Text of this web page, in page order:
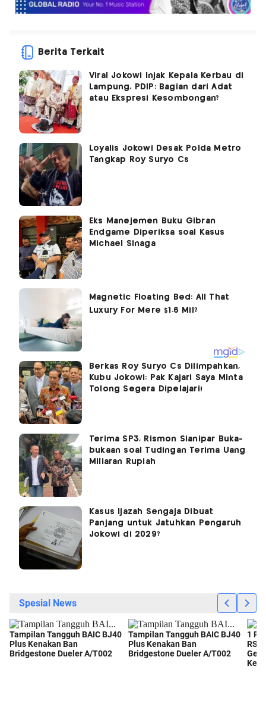
Berita Terkait
Viral Jokowi Injak Kepala Kerbau di
Lampung, PDIP: Bagian dari Adat
atau Ekspresi Kesombongan?
Loyalis Jokowi Desak Polda Metro
Tangkap Roy Suryo Cs
Eks Manejemen Buku Gibran
Endgame Diperiksa soal Kasus
Michael Sinaga
Berkas Roy Suryo Cs Dilimpahkan,
Kubu Jokowi: Pak Kajari Saya Minta
Tolong Segera Dipelajari!
Terima SP3, Rismon Sianipar Buka-
bukaan soal Tudingan Terima Uang
Miliaran Rupiah
Kasus Ijazah Sengaja Dibuat
Panjang untuk Jatuhkan Pengaruh
Jokowi di 2029?